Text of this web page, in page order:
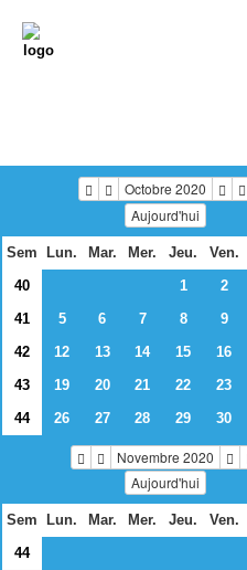
Octobre 2020
Aujourd'hui
Sem Lun. Mar. Mer. Jeu. Ven.
40
1 2
41
5 6 7 8 9
42
12 13 14 15 16
43
19 20 21 22 23
44
26 27 28 29 30
Novembre 2020
Aujourd'hui
Sem Lun. Mar. Mer. Jeu. Ven.
44